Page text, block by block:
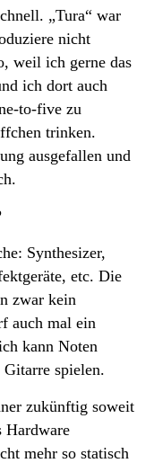
„Tura“ war
nicht
weil ich gerne das
ich dort auch
to-five zu
trinken.
ausgefallen und
Synthesizer,
etc. Die
zwar kein
auch mal ein
kann Noten
spielen.
zukünftig soweit
Hardware
mehr so statisch